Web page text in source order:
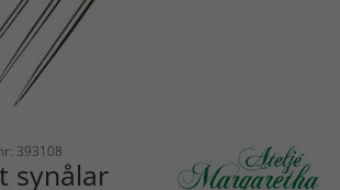
393108
synålar